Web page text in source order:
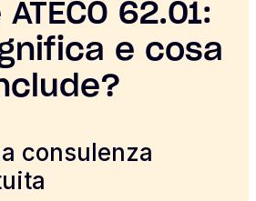
62.01:
e cosa
consulenza